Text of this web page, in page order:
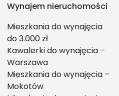
Wynajem nieruchomości
Mieszkania do wynajęcia
do 3.000 zł
Kawalerki do wynajęcia –
Warszawa
Mieszkania do wynajęcia –
Mokotów